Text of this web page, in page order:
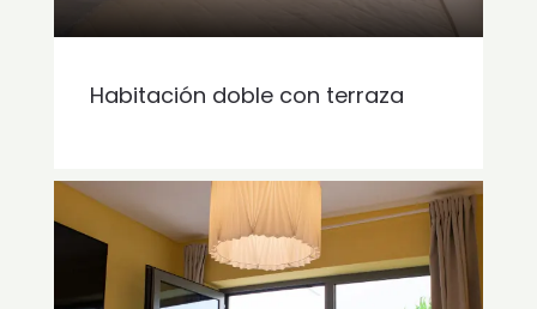
Habitación doble con terraza